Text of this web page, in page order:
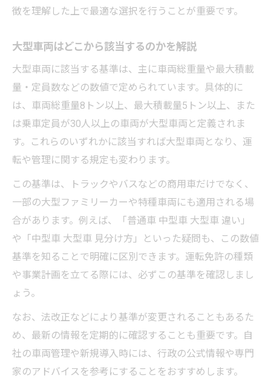
徴を理解した上で最適な選択を行うことが重要です。
大型車両はどこから該当するのかを解説
大型車両に該当する基準は、主に車両総重量や最大積載
量・定員数などの数値で定められています。具体的に
は、車両総重量8トン以上、最大積載量5トン以上、また
は乗車定員が30人以上の車両が大型車両と定義されま
す。これらのいずれかに該当すれば大型車両となり、運
転や管理に関する規定も変わります。
この基準は、トラックやバスなどの商用車だけでなく、
一部の大型ファミリーカーや特種車両にも適用される場
合があります。例えば、「普通車 中型車 大型車 違い」
や「中型車 大型車 見分け方」といった疑問も、この数値
基準を知ることで明確に区別できます。運転免許の種類
や事業計画を立てる際には、必ずこの基準を確認しまし
ょう。
なお、法改正などにより基準が変更されることもあるた
め、最新の情報を定期的に確認することも重要です。自
社の車両管理や新規導入時には、行政の公式情報や専門
家のアドバイスを参考にすることをおすすめします。